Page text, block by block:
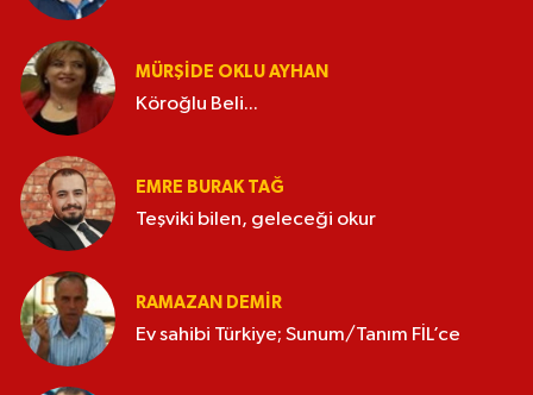
MÜRŞIDE OKLU AYHAN
Köroğlu Beli...
EMRE BURAK TAĞ
Teşviki bilen, geleceği okur
RAMAZAN DEMİR
Ev sahibi Türkiye; Sunum/Tanım FİL’ce